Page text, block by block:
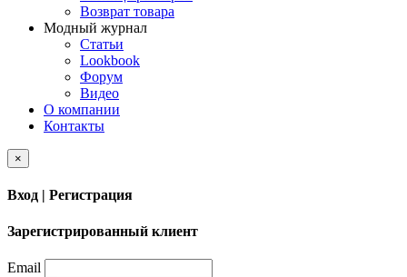
Возврат товара
Модный журнал
Статьи
Lookbook
Форум
Видео
О компании
Контакты
×
Вход | Регистрация
Зарегистрированный клиент
Email